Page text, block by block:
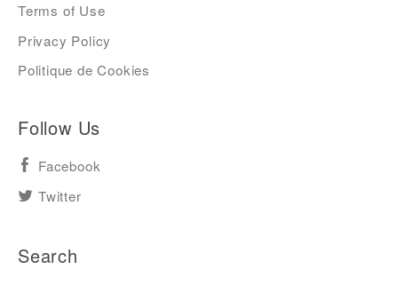
Terms of Use
Privacy Policy
Politique de Cookies
Follow Us
Facebook
Twitter
Search